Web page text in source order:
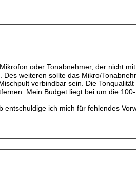
oder Tonabnehmer, der nicht
weiteren sollte das Mikro/
verbindbar sein. Die
Mein Budget liegt bei um die 100-
ich mich für fehlendes